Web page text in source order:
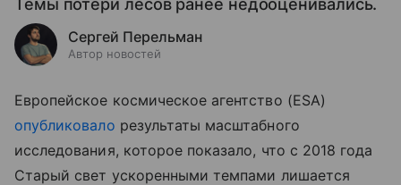
Сергей Перельман
Автор новостей
Европейское космическое агентство (ESA)
опубликовало результаты масштабного
исследования, которое показало, что с 2018 года
Старый свет ускоренными темпами лишается